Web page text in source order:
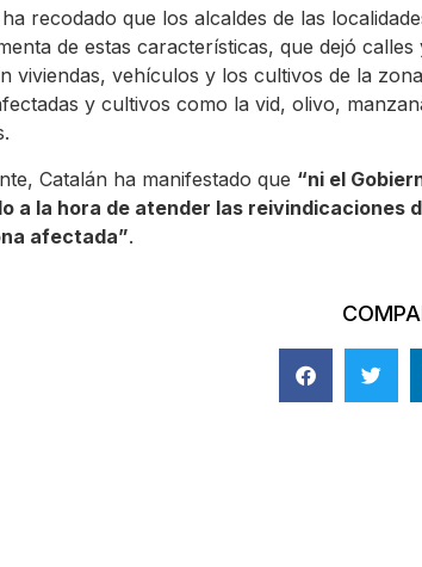
recodado que los alcaldes de las
de estas características, que dejó
viviendas, vehículos y los cultivos de la
y cultivos como la vid, olivo,
Catalán ha manifestado que “ni el
a la hora de atender las reivindicaciones
afectada”.